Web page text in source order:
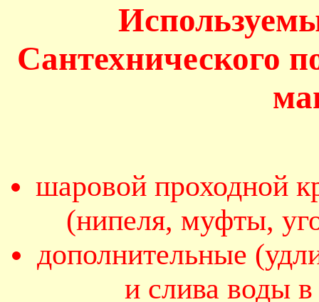
Сантехнического
шаровой проходной
(нипеля, муфты,
дополнительные
и слива воды